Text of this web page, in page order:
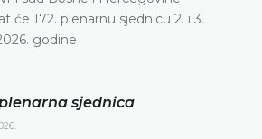
će 172. plenarnu sjednicu 2. i 3.
godine
plenarna sjednica